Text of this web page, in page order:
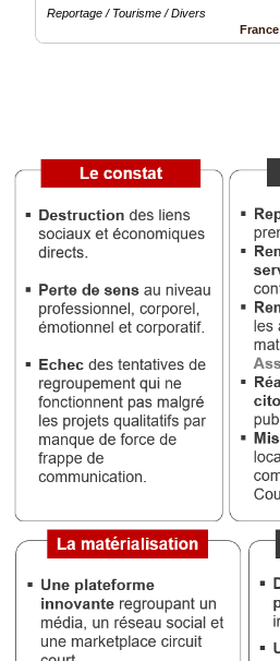
PrémiumReportage / Tourisme / Divers
France